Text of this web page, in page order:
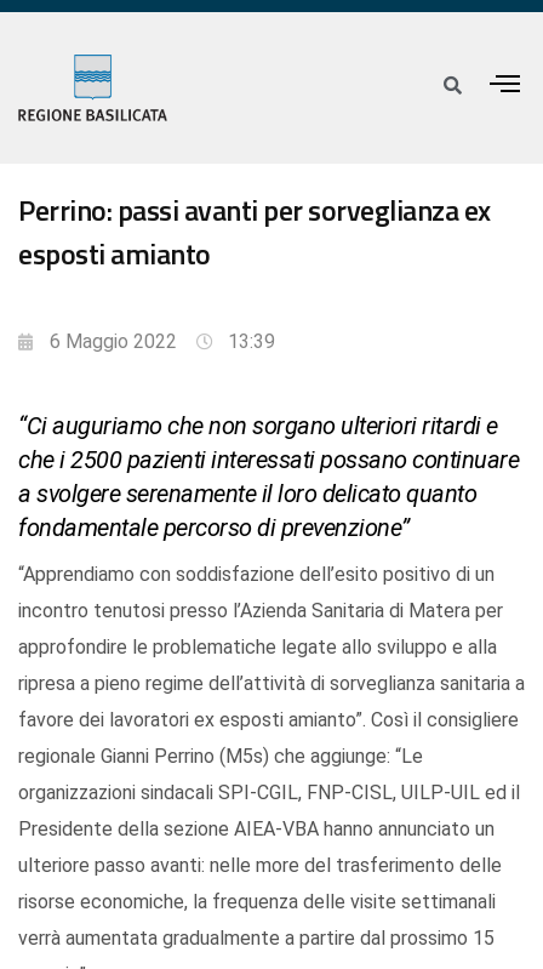
Perrino: passi avanti per sorveglianza ex
esposti amianto
6 Maggio 2022 13:39
“Ci auguriamo che non sorgano ulteriori ritardi e
che i 2500 pazienti interessati possano continuare
a svolgere serenamente il loro delicato quanto
fondamentale percorso di prevenzione”
“Apprendiamo con soddisfazione dell’esito positivo di un
incontro tenutosi presso l’Azienda Sanitaria di Matera per
approfondire le problematiche legate allo sviluppo e alla
ripresa a pieno regime dell’attività di sorveglianza sanitaria a
favore dei lavoratori ex esposti amianto”. Così il consigliere
regionale Gianni Perrino (M5s) che aggiunge: “Le
organizzazioni sindacali SPI-CGIL, FNP-CISL, UILP-UIL ed il
Presidente della sezione AIEA-VBA hanno annunciato un
ulteriore passo avanti: nelle more del trasferimento delle
risorse economiche, la frequenza delle visite settimanali
verrà aumentata gradualmente a partire dal prossimo 15